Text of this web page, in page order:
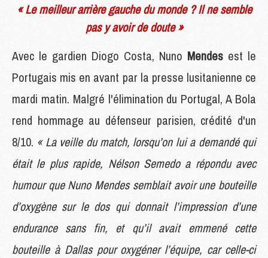
« Le meilleur arrière gauche du monde ? Il ne semble
pas y avoir de doute »
Avec le gardien Diogo Costa, Nuno Mendes est le
Portugais mis en avant par la presse lusitanienne ce
mardi matin. Malgré l'élimination du Portugal, A Bola
rend hommage au défenseur parisien, crédité d'un
8/10. « La veille du match, lorsqu’on lui a demandé qui
était le plus rapide, Nélson Semedo a répondu avec
humour que Nuno Mendes semblait avoir une bouteille
d’oxygène sur le dos qui donnait l’impression d’une
endurance sans fin, et qu’il avait emmené cette
bouteille à Dallas pour oxygéner l’équipe, car celle-ci